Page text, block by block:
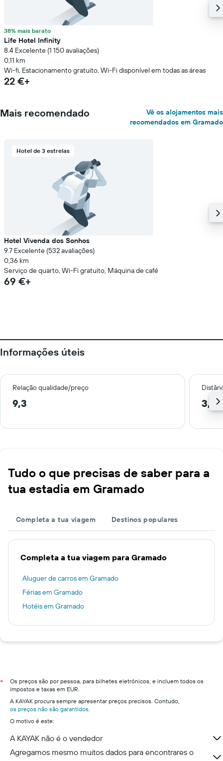
38% mais barato
Life Hotel Infinity
8.4 Excelente (1 150 avaliações)
0,11 km
Wi-fi, Estacionamento gratuito, Wi-Fi disponível em todas as áreas
22 €+
Mais recomendado
Vê os alojamentos mais
recomendados em Gramado
Hotel de 3 estrelas
Hotel Vivenda dos Sonhos
9.7 Excelente (532 avaliações)
0,36 km
Serviço de quarto, Wi-Fi gratuito, Máquina de café
69 €+
Informações úteis
Relação qualidade/preço
9,3 3,0
Tudo o que precisas de saber para a
tua estadia em Gramado
Completa a tua viagem Destinos populares
Completa a tua viagem para Gramado
Aluguer de carros em Gramado
Férias em Gramado
Hotéis em Gramado
*
Os preços são por pessoa, para bilhetes eletrónicos, e incluem todos os
impostos e taxas em EUR.
A KAYAK procura sempre apresentar preços precisos. Contudo,
os preços não são garantidos.
O motivo é este:
A KAYAK não é o vendedor
Agregamos mesmo muitos dados para encontrares o